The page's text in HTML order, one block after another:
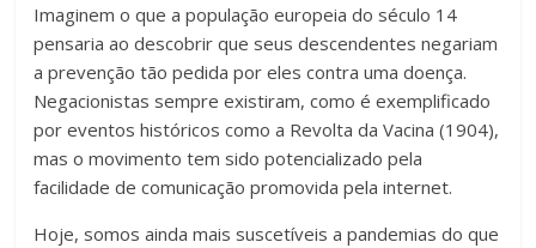
Imaginem o que a população europeia do século 14
pensaria ao descobrir que seus descendentes negariam
a prevenção tão pedida por eles contra uma doença.
Negacionistas sempre existiram, como é exemplificado
por eventos históricos como a Revolta da Vacina (1904),
mas o movimento tem sido potencializado pela
facilidade de comunicação promovida pela internet.
Hoje, somos ainda mais suscetíveis a pandemias do que